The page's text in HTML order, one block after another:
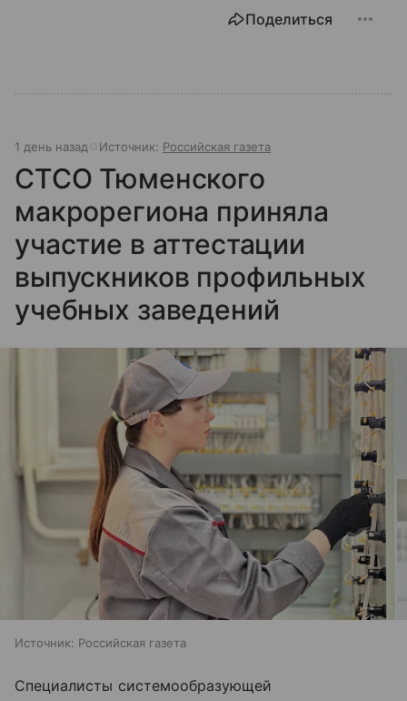
Поделиться
1 день назад Источник: Российская газета
СТСО Тюменского
макрорегиона приняла
участие в аттестации
выпускников профильных
учебных заведений
Источник: Российская газета
Специалисты системообразующей